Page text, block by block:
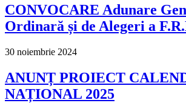
CONVOCARE Adunare
Ordinară și de Alegeri a
30 noiembrie 2024
ANUNȚ PROIECT
NAȚIONAL 2025